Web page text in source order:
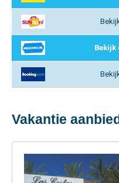
Vakantie